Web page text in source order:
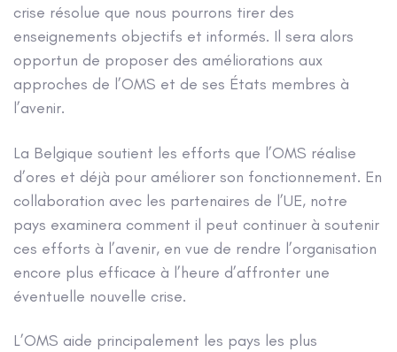
crise résolue que nous pourrons tirer des
enseignements objectifs et informés. Il sera alors
opportun de proposer des améliorations aux
approches de l’OMS et de ses États membres à
l’avenir.
La Belgique soutient les efforts que l’OMS réalise
d’ores et déjà pour améliorer son fonctionnement. En
collaboration avec les partenaires de l’UE, notre
pays examinera comment il peut continuer à soutenir
ces efforts à l’avenir, en vue de rendre l’organisation
encore plus efficace à l’heure d’affronter une
éventuelle nouvelle crise.
L’OMS aide principalement les pays les plus